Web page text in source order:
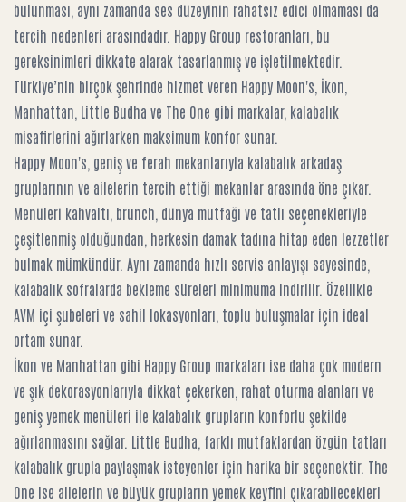
bulunması, aynı zamanda ses düzeyinin rahatsız edici olmaması da
tercih nedenleri arasındadır. Happy Group restoranları, bu
gereksinimleri dikkate alarak tasarlanmış ve işletilmektedir.
Türkiye’nin birçok şehrinde hizmet veren Happy Moon's, İkon,
Manhattan, Little Budha ve The One gibi markalar, kalabalık
misafirlerini ağırlarken maksimum konfor sunar.
Happy Moon's, geniş ve ferah mekanlarıyla kalabalık arkadaş
gruplarının ve ailelerin tercih ettiği mekanlar arasında öne çıkar.
Menüleri kahvaltı, brunch, dünya mutfağı ve tatlı seçenekleriyle
çeşitlenmiş olduğundan, herkesin damak tadına hitap eden lezzetler
bulmak mümkündür. Aynı zamanda hızlı servis anlayışı sayesinde,
kalabalık sofralarda bekleme süreleri minimuma indirilir. Özellikle
AVM içi şubeleri ve sahil lokasyonları, toplu buluşmalar için ideal
ortam sunar.
İkon ve Manhattan gibi Happy Group markaları ise daha çok modern
ve şık dekorasyonlarıyla dikkat çekerken, rahat oturma alanları ve
geniş yemek menüleri ile kalabalık grupların konforlu şekilde
ağırlanmasını sağlar. Little Budha, farklı mutfaklardan özgün tatları
kalabalık grupla paylaşmak isteyenler için harika bir seçenektir. The
One ise ailelerin ve büyük grupların yemek keyfini çıkarabilecekleri